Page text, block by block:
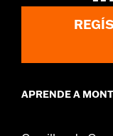
Material:Acero
Contenido del
APRENDE A